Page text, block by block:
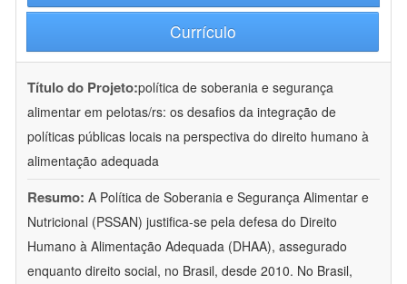
Currículo
Título do Projeto:política de soberania e segurança
alimentar em pelotas/rs: os desafios da integração de
políticas públicas locais na perspectiva do direito humano à
alimentação adequada
Resumo: A Política de Soberania e Segurança Alimentar e
Nutricional (PSSAN) justifica-se pela defesa do Direito
Humano à Alimentação Adequada (DHAA), assegurado
enquanto direito social, no Brasil, desde 2010. No Brasil,